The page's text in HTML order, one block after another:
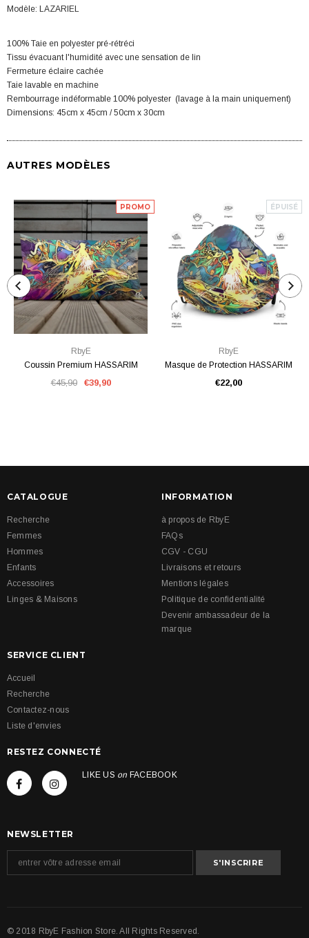
Modèle: LAZARIEL
100% Taie en polyester pré-rétréci
Tissu évacuant l'humidité avec une sensation de lin
Fermeture éclaire cachée
Taie lavable en machine
Rembourrage indéformable 100% polyester (lavage à la main uniquement)
Dimensions: 45cm x 45cm / 50cm x 30cm
AUTRES MODÈLES
PROMO
RbyE
Coussin Premium HASSARIM
€45,90 €39,90
ÉPUISÉ
RbyE
Masque de Protection HASSARIM
€22,00
CATALOGUE
Recherche
Femmes
Hommes
Enfants
Accessoires
Linges & Maisons
INFORMATION
à propos de RbyE
FAQs
CGV - CGU
Livraisons et retours
Mentions légales
Politique de confidentialité
Devenir ambassadeur de la
marque
SERVICE CLIENT
Accueil
Recherche
Contactez-nous
Liste d'envies
RESTEZ CONNECTÉ
LIKE US on FACEBOOK
NEWSLETTER
© 2018 RbyE Fashion Store. All Rights Reserved.